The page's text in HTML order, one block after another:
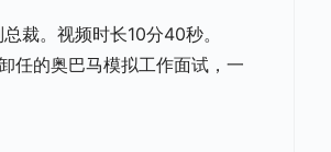
裁。视频时长10分40秒。
的奥巴马模拟工作面试，一